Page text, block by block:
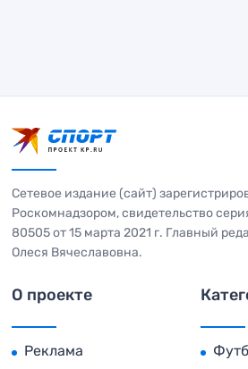
Сетевое издание (сайт)
Роскомнадзором, свидетельство
80505 от 15 марта 2021 г. Главный
Олеся Вячеславовна.
О проекте
Реклама